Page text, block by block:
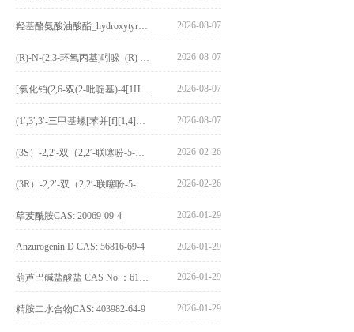
2026-08-07
2026-08-07
2026-08-07
2026-08-07
2026-02-26
2026-02-26
荜茇酰胺CAS: 20069-09-4 2026-01-29
Anzurogenin D CAS: 56816-69-4 2026-01-29
2026-01-29
精胺二水合物CAS: 403982-64-9 2026-01-29